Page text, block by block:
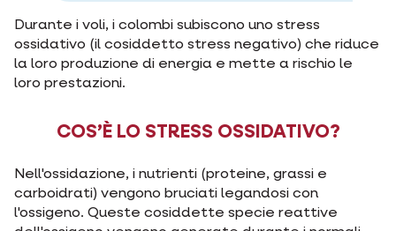
Durante i voli, i colombi subiscono uno stress
ossidativo (il cosiddetto stress negativo) che riduce
la loro produzione di energia e mette a rischio le
loro prestazioni.
COS’È LO STRESS OSSIDATIVO?
Nell'ossidazione, i nutrienti (proteine, grassi e
carboidrati) vengono bruciati legandosi con
l'ossigeno. Queste cosiddette specie reattive